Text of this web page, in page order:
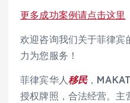
更多成功案例请点击这里
欢迎咨询我们关于菲律宾
力为您服务！
菲律宾华人移民，
授权牌照，合法经营。主